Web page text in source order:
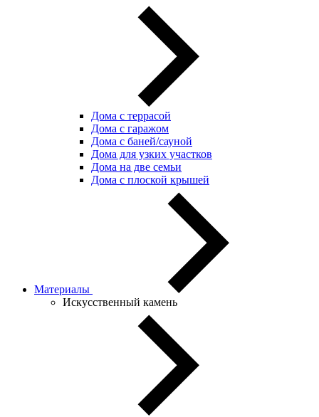
Дома с террасой
Дома с гаражом
Дома с баней/сауной
Дома для узких участков
Дома на две семьи
Дома с плоской крышей
Материалы
Искусственный камень